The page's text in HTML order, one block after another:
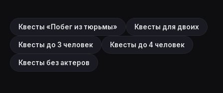
Квесты «Побег из тюрьмы» Квесты для двоих
Квесты до 3 человек Квесты до 4 человек
Квесты без актеров